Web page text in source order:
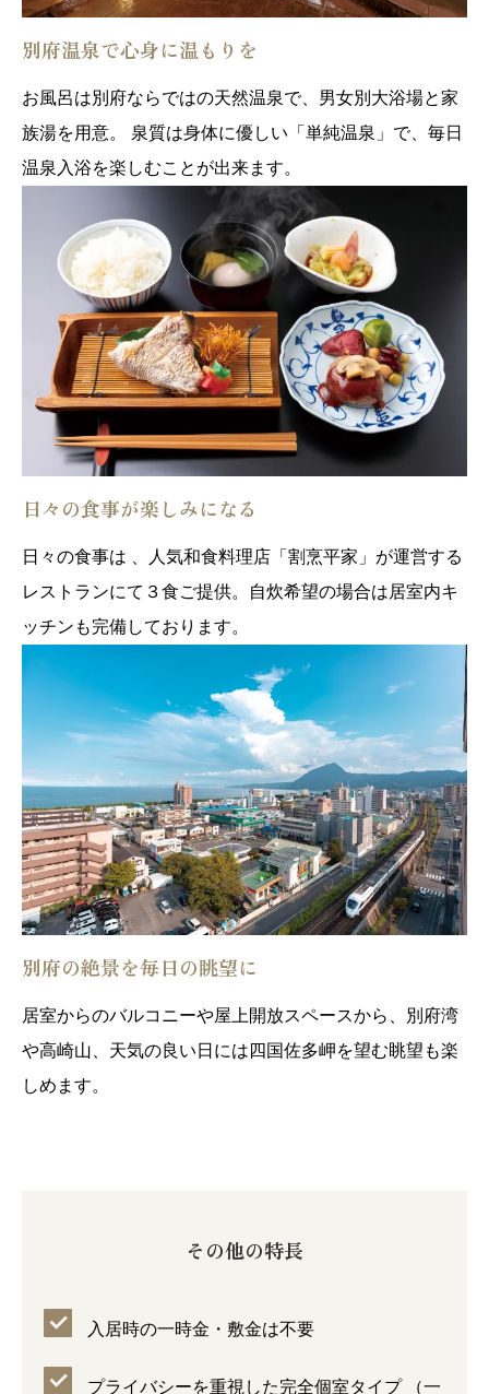
別府温泉で心身に温もりを
お風呂は別府ならではの天然温泉で、男女別大浴場と家
族湯を用意。 泉質は身体に優しい「単純温泉」で、毎日
温泉入浴を楽しむことが出来ます。
日々の食事が楽しみになる
日々の食事は 、人気和食料理店「割烹平家」が運営する
レストランにて３食ご提供。自炊希望の場合は居室内キ
ッチンも完備しております。
別府の絶景を毎日の眺望に
居室からのバルコニーや屋上開放スペースから、別府湾
や高崎山、天気の良い日には四国佐多岬を望む眺望も楽
しめます。
その他の特長
入居時の一時金・敷金は不要
プライバシーを重視した完全個室タイプ （一